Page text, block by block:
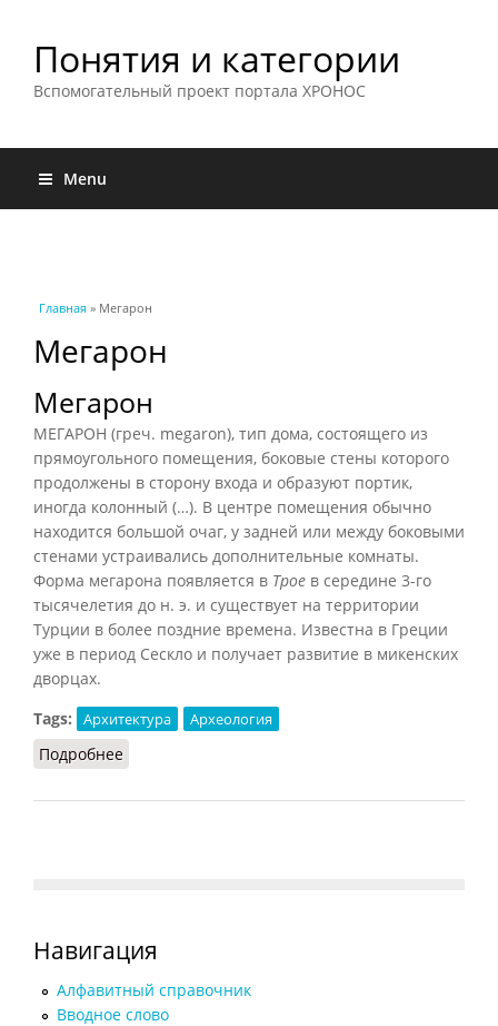
Понятия и категории
Вспомогательный проект портала ХРОНОС
Menu
Вы здесь
Главная » Мегарон
Мегарон
Мегарон
МЕГАРОН (греч. megaron), тип дома, состоящего из
прямоугольного помещения, боковые стены которого
продолжены в сторону входа и образуют портик,
иногда колонный (…). В центре помещения обычно
находится большой очаг, у задней или между боковыми
стенами устраивались дополнительные комнаты.
Форма мегарона появляется в Трое в середине 3-го
тысячелетия до н. э. и существует на территории
Турции в более поздние времена. Известна в Греции
уже в период Сескло и получает развитие в микенских
дворцах.
Tags:
Архитектура Археология
Подробнее
Навигация
Алфавитный справочник
Вводное слово